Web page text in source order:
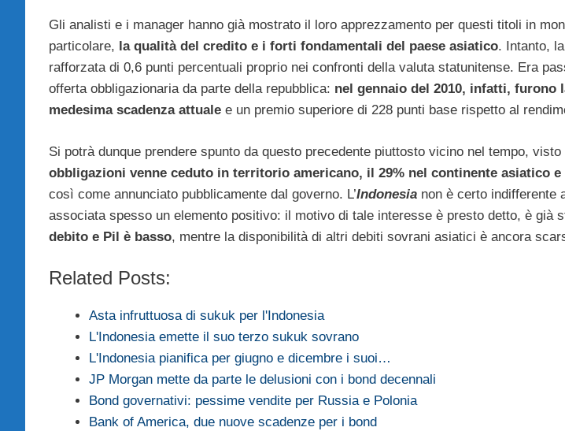
Gli analisti e i manager hanno già mostrato il loro apprezzamento per questi titoli in
particolare, la qualità del credito e i forti fondamentali del paese asiatico. Intanto, la
rafforzata di 0,6 punti percentuali proprio nei confronti della valuta statunitense. Era
offerta obbligazionaria da parte della repubblica: nel gennaio del 2010, infatti,
medesima scadenza attuale e un premio superiore di 228 punti base rispetto al
Si potrà dunque prendere spunto da questo precedente piuttosto vicino nel tempo,
obbligazioni venne ceduto in territorio americano, il 29% nel continente asiatico
così come annunciato pubblicamente dal governo. L’Indonesia non è certo indifferente
associata spesso un elemento positivo: il motivo di tale interesse è presto detto, è già
debito e Pil è basso, mentre la disponibilità di altri debiti sovrani asiatici è ancora
Related Posts:
Asta infruttuosa di sukuk per l'Indonesia
L'Indonesia emette il suo terzo sukuk sovrano
L'Indonesia pianifica per giugno e dicembre i suoi…
JP Morgan mette da parte le delusioni con i bond decennali
Bond governativi: pessime vendite per Russia e Polonia
Bank of America, due nuove scadenze per i bond